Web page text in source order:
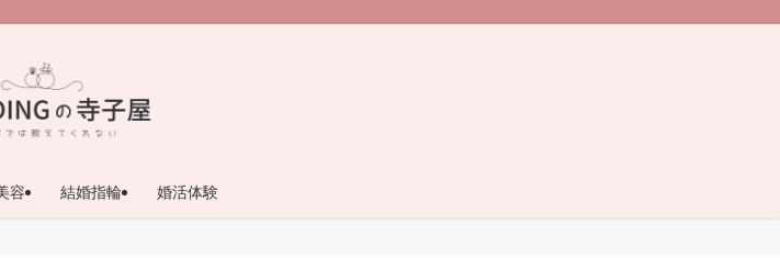
容 結婚指輪 婚活体験